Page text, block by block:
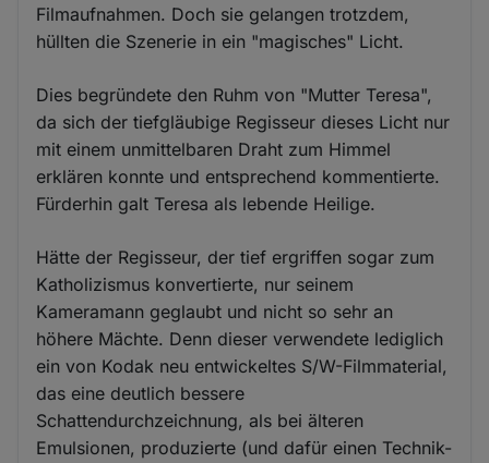
Filmaufnahmen. Doch sie gelangen trotzdem,
hüllten die Szenerie in ein "magisches" Licht.
Dies begründete den Ruhm von "Mutter Teresa",
da sich der tiefgläubige Regisseur dieses Licht nur
mit einem unmittelbaren Draht zum Himmel
erklären konnte und entsprechend kommentierte.
Fürderhin galt Teresa als lebende Heilige.
Hätte der Regisseur, der tief ergriffen sogar zum
Katholizismus konvertierte, nur seinem
Kameramann geglaubt und nicht so sehr an
höhere Mächte. Denn dieser verwendete lediglich
ein von Kodak neu entwickeltes S/W-Filmmaterial,
das eine deutlich bessere
Schattendurchzeichnung, als bei älteren
Emulsionen, produzierte (und dafür einen Technik-